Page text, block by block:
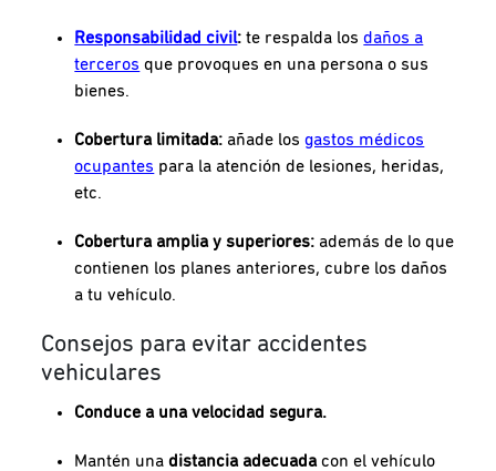
Responsabilidad civil: te respalda losdaños a
terceros que provoques en una persona o sus
bienes.
Cobertura limitada: añade losgastos médicos
ocupantes para la atención de lesiones, heridas,
etc.
Cobertura amplia y superiores: además de lo que
contienen los planes anteriores, cubre los daños
a tu vehículo.
Consejos para evitar accidentes
vehiculares
Conduce a una velocidad segura.
Mantén unadistancia adecuada con el vehículo